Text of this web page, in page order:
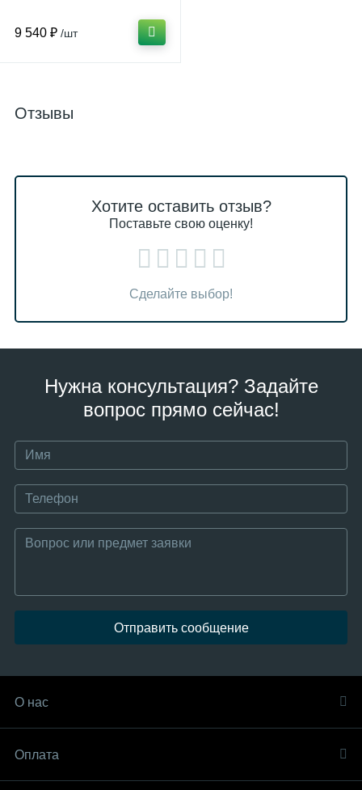
9 540 ₽ /шт
Отзывы
Хотите оставить отзыв?
Поставьте свою оценку!
Сделайте выбор!
Нужна консультация? Задайте
вопрос прямо сейчас!
Отправить сообщение
О нас
Оплата